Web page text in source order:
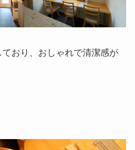
おり、おしゃれで清潔感が